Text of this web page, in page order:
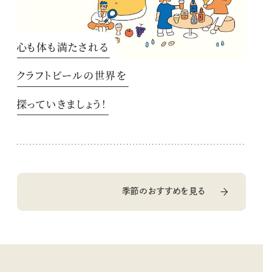
心も体も満たされる
クラフトビールの世界を
探っていきましょう！
季節のおすすめを見る